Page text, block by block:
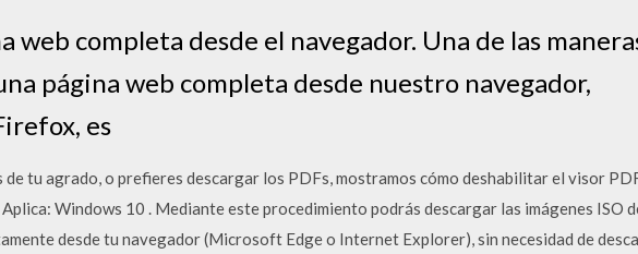
web completa desde el navegador. Una de las
página web completa desde nuestro navegador,
es
de tu agrado, o prefieres descargar los PDFs, mostramos cómo deshabilitar el visor
Windows 10 . Mediante este procedimiento podrás descargar las imágenes ISO
desde tu navegador (Microsoft Edge o Internet Explorer), sin necesidad de